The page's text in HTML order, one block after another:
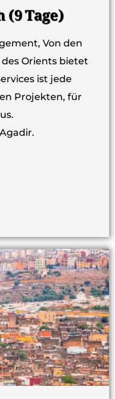
Tage)
Von den
Orients bietet
ist jede
Projekten, für